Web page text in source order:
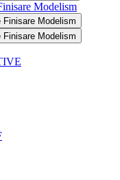
Modelism
Finisare Modelism
Finisare Modelism